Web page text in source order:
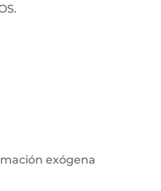
exógena